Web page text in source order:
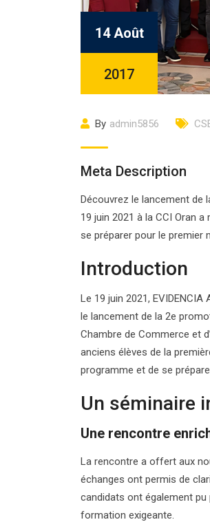
14 Août
2017
By admin5856
Meta Description
Découvrez le lancement de
19 juin 2021 à la CCI Oran
se préparer pour le premier
Introduction
Le 19 juin 2021,
le lancement de la 2e
Chambre de Commerce et
anciens élèves de la
programme et de se
Un séminaire
Une rencontre
La rencontre a offert aux
échanges ont permis de
candidats ont également
formation exigeante.